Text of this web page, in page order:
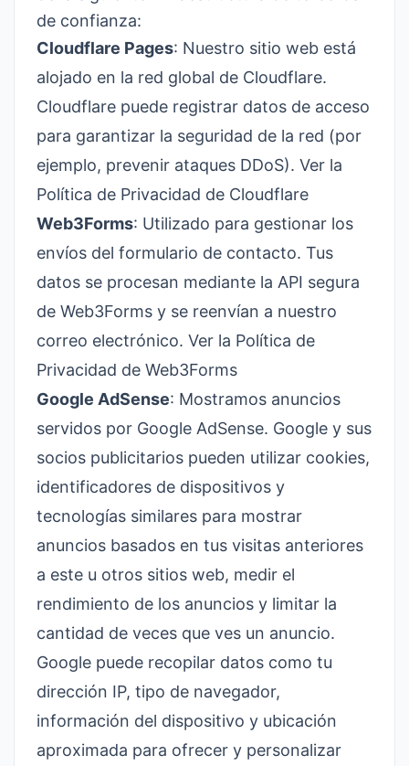
de confianza:
Cloudflare Pages: Nuestro sitio web está
alojado en la red global de Cloudflare.
Cloudflare puede registrar datos de acceso
para garantizar la seguridad de la red (por
ejemplo, prevenir ataques DDoS). Ver la
Política de Privacidad de Cloudflare
Web3Forms: Utilizado para gestionar los
envíos del formulario de contacto. Tus
datos se procesan mediante la API segura
de Web3Forms y se reenvían a nuestro
correo electrónico. Ver la Política de
Privacidad de Web3Forms
Google AdSense: Mostramos anuncios
servidos por Google AdSense. Google y sus
socios publicitarios pueden utilizar cookies,
identificadores de dispositivos y
tecnologías similares para mostrar
anuncios basados en tus visitas anteriores
a este u otros sitios web, medir el
rendimiento de los anuncios y limitar la
cantidad de veces que ves un anuncio.
Google puede recopilar datos como tu
dirección IP, tipo de navegador,
información del dispositivo y ubicación
aproximada para ofrecer y personalizar